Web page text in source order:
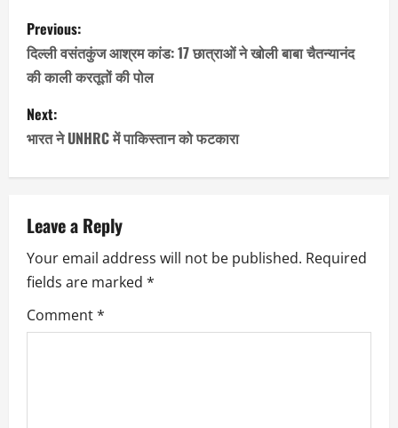
P
o
s
t
n
a
v
i
g
Previous:
दिल्ली वसंतकुंज आश्रम कांड: 17 छात्राओं ने खोली बाबा चैतन्यानंद
की काली करतूतों की पोल
Next:
भारत ने UNHRC में पाकिस्तान को फटकारा
Leave a Reply
Your email address will not be published. Required
fields are marked *
Comment*